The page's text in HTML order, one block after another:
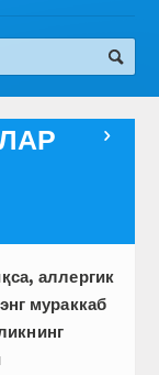

аллергик
мураккаб